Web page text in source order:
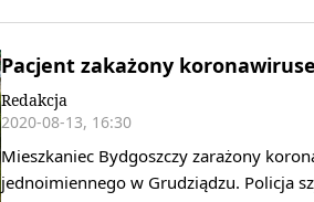
Pacjent zakażony
Redakcja
2020-08-13, 16:30
Mieszkaniec Bydgoszczy zarażony
jednoimiennego w Grudziądzu. Policja